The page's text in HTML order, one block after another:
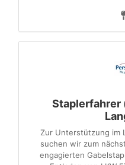
Staplerfahrer
Zur Unterstützung im
suchen wir zum
engagierten